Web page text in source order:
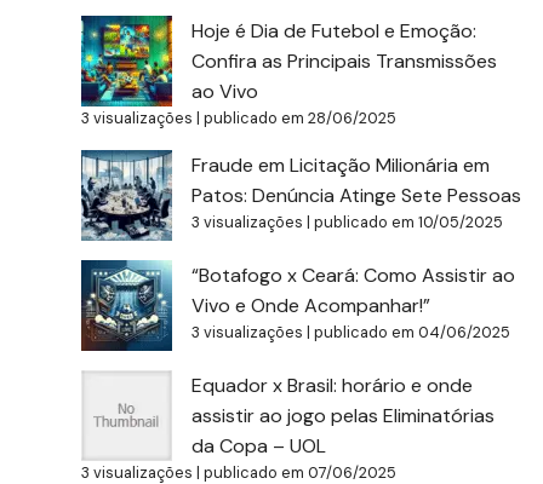
Hoje é Dia de Futebol e Emoção:
Confira as Principais Transmissões
ao Vivo
3 visualizações |publicado em 28/06/2025
Fraude em Licitação Milionária em
Patos: Denúncia Atinge Sete Pessoas
3 visualizações |publicado em 10/05/2025
“Botafogo x Ceará: Como Assistir ao
Vivo e Onde Acompanhar!”
3 visualizações |publicado em 04/06/2025
Equador x Brasil: horário e onde
assistir ao jogo pelas Eliminatórias
da Copa – UOL
3 visualizações |publicado em 07/06/2025